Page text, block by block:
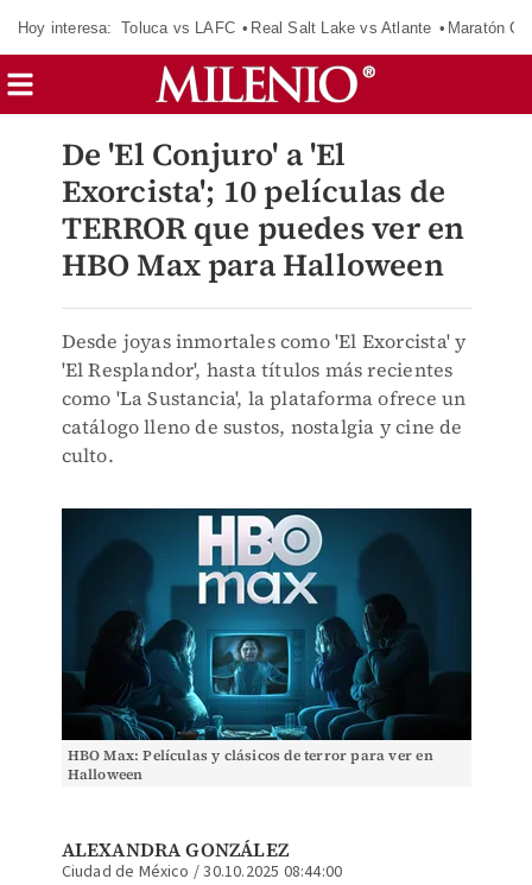
Hoy interesa: Toluca vs LAFC Real Salt Lake vs Atlante Maratón
De 'El Conjuro' a 'El
Exorcista'; 10 películas de
TERROR que puedes ver en
HBO Max para Halloween
Desde joyas inmortales como 'El Exorcista' y
'El Resplandor', hasta títulos más recientes
como 'La Sustancia', la plataforma ofrece un
catálogo lleno de sustos, nostalgia y cine de
culto.
HBO Max: Películas y clásicos de terror para ver en
Halloween
ALEXANDRA GONZÁLEZ
Ciudad de México /30.10.2025 08:44:00